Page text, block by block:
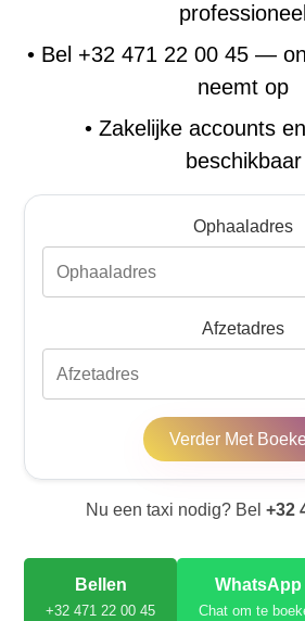
professioneel
• Bel +32 471 22 00 45 —
neemt op
• Zakelijke accounts
beschikbaar
Ophaaladres
Afzetadres
Verder Met
Nu een taxi nodig? Bel +32
Bellen
+32 471 22 00 45
WhatsApp
Chat om te